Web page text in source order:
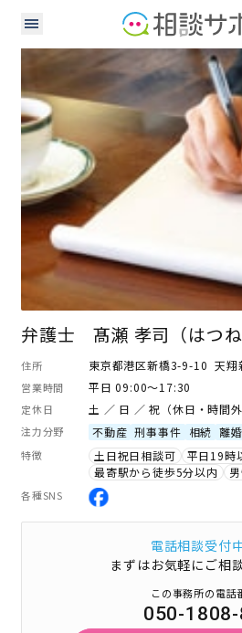
弁護士 髙瀬 孝司（はつね
住所 東京都港区新橋3-9-10 天翔
営業時間 平日 09:00～17:30
定休日 土 ／ 日 ／ 祝（休日・時間
注力分野 不動産 刑事事件 相続 離
特徴 土日祝日相談可
平日19時
最寄駅から徒歩5分以内
各種SNS
電話相談受付
まずはお気軽にご相
この事務所の電話
050-